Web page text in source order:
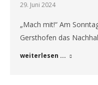
29. Juni 2024
„Mach mit!“ Am
Gersthofen das
weiterlesen ...